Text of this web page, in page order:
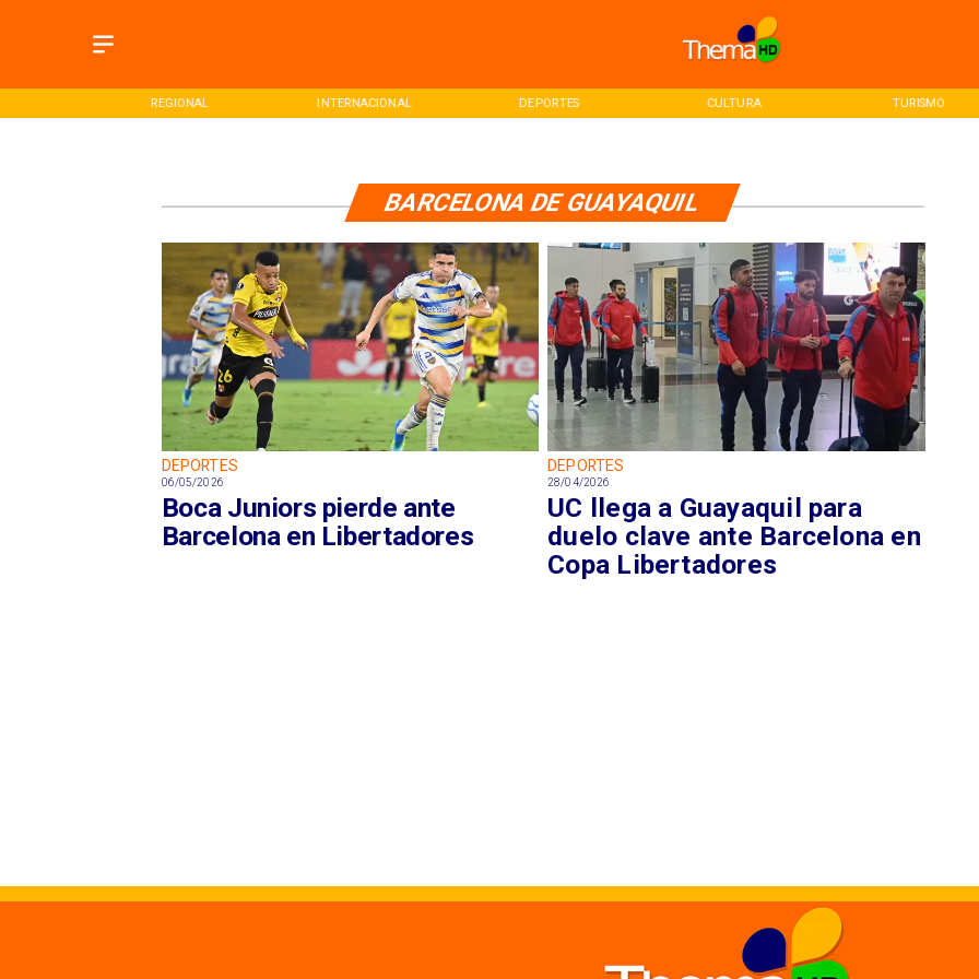
REGIONAL INTERNACIONAL DEPORTES CULTURA TURISMO
DEPORTES
06/05/2026
Boca Juniors pierde ante
Barcelona en Libertadores
DEPORTES
28/04/2026
UC llega a Guayaquil para
duelo clave ante Barcelona en
Copa Libertadores
BARCELONA DE GUAYAQUIL